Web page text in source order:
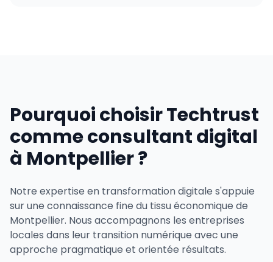
Pourquoi choisir Techtrust
comme consultant digital
à Montpellier ?
Notre expertise en transformation digitale s'appuie
sur une connaissance fine du tissu économique de
Montpellier. Nous accompagnons les entreprises
locales dans leur transition numérique avec une
approche pragmatique et orientée résultats.